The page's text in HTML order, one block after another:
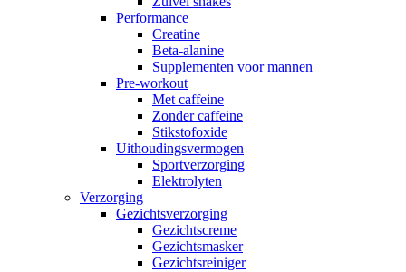
Performance
Creatine
Beta-alanine
Supplementen voor mannen
Pre-workout
Met caffeine
Zonder caffeine
Stikstofoxide
Uithoudingsvermogen
Sportverzorging
Elektrolyten
Verzorging
Gezichtsverzorging
Gezichtscreme
Gezichtsmasker
Gezichtsreiniger